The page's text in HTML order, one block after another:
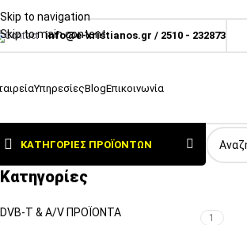
Skip to navigation
Skip to main content
info@e-xristianos.gr / 2510 - 232873
ΥπηρεσίεςBlogΕπικοινωνία
ΚΑΤΗΓΟΡΊΕΣ ΠΡΟΪΌΝΤΩΝ
Κατηγορίες
DVB-T & A/V ΠΡΟΪΌΝΤΑ 1